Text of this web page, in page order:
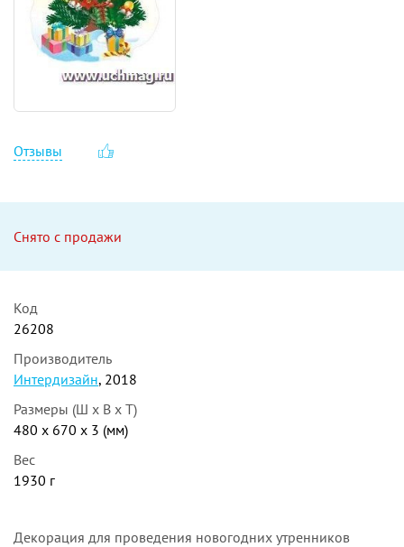
Отзывы
Снято с продажи
Код
26208
Производитель
Интердизайн, 2018
Размеры (Ш x В x Т)
480 x 670 x 3 (мм)
Вес
1930 г
Декорация для проведения новогодних утренников